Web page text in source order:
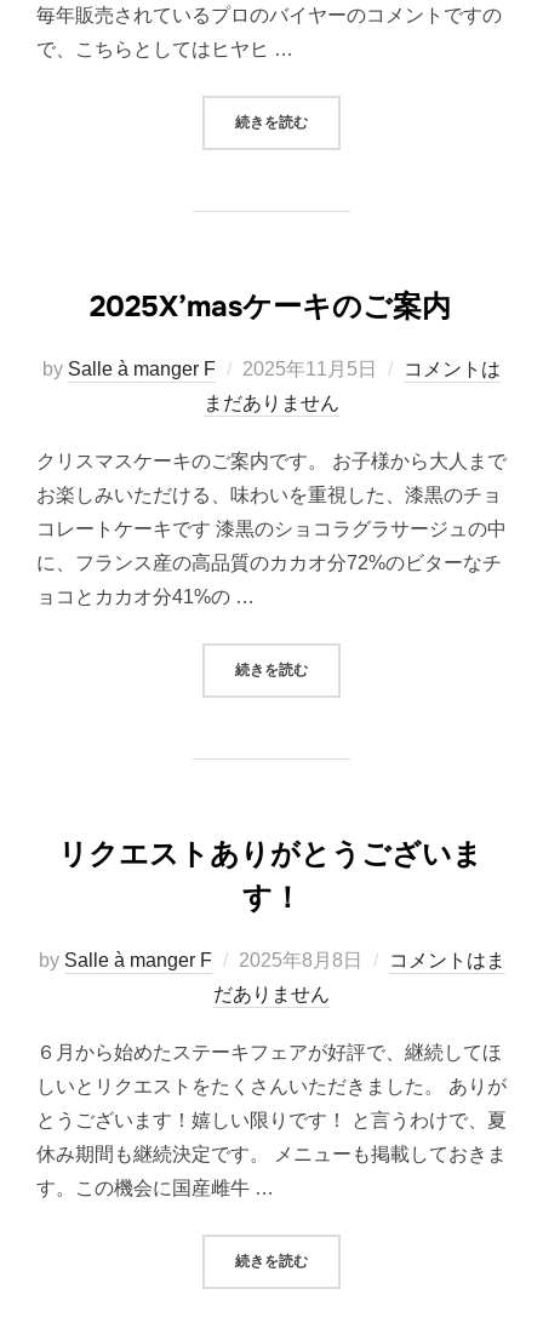
毎年販売されているプロのバイヤーのコメントですの
で、こちらとしてはヒヤヒ …
続きを読む“おせち情報 久世福商店の巻”
2025X’masケーキのご案内
by Salle à manger F
投
稿
2025年11月5日
コメントは
まだありません
クリスマスケーキのご案内です。 お子様から大人まで
お楽しみいただける、味わいを重視した、漆黒のチョ
コレートケーキです 漆黒のショコラグラサージュの中
に、フランス産の高品質のカカオ分72%のビターなチ
ョコとカカオ分41%の …
続きを読む“2025X’MASケーキのご案内”
リクエストありがとうございま
す！
by Salle à manger F
投
稿
2025年8月8日
コメントはま
だありません
６月から始めたステーキフェアが好評で、継続してほ
しいとリクエストをたくさんいただきました。 ありが
とうございます！嬉しい限りです！ と言うわけで、夏
休み期間も継続決定です。 メニューも掲載しておきま
す。この機会に国産雌牛 …
続きを読む“リクエストありがとうございます